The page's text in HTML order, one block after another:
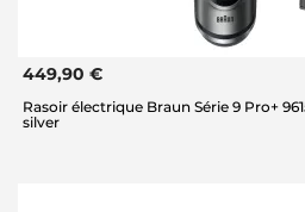
449,90 €
Rasoir électrique Braun Série 9 Pro+
silver